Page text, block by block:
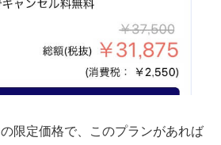
限定価格で、このプランがあれば